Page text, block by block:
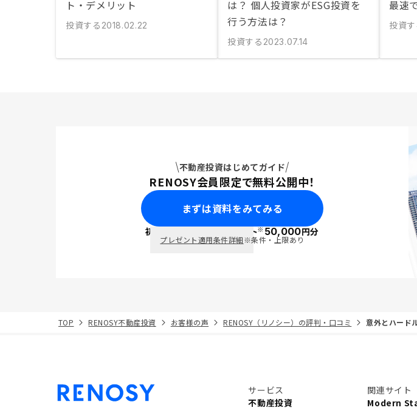
ト・デメリット
投資する 2018.02.22
は？ 個人投資家がESG投資を
行う方法は？
投資する 2023.07.14
最速
投資す
不動産投資はじめてガイド
RENOSY会員限定で無料公開中！
まずは資料をみてみる
初回面談で ポイント※50,000円分
プレゼント適用条件詳細※条件・上限あり
TOP RENOSY不動産投資 お客様の声 RENOSY（リノシー）の評判・口コミ 意外とハード
サービス
不動産投資
関連サイト
Modern